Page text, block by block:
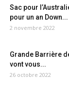
Sac pour
pour un an Down...
2 novembre 2022
Grande Barrière
vont vous...
26 octobre 2022